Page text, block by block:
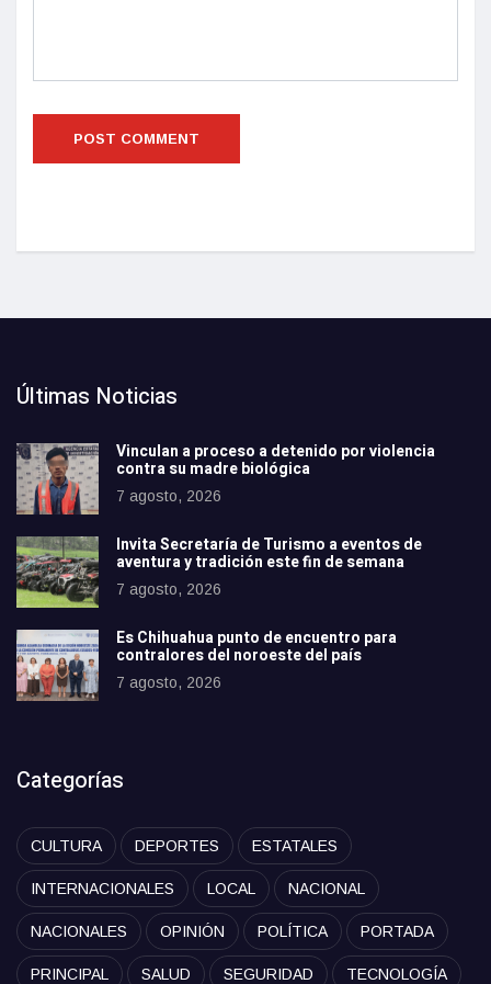
Últimas Noticias
Vinculan a proceso a detenido por violencia
contra su madre biológica
7 agosto, 2026
Invita Secretaría de Turismo a eventos de
aventura y tradición este fin de semana
7 agosto, 2026
Es Chihuahua punto de encuentro para
contralores del noroeste del país
7 agosto, 2026
Categorías
CULTURA DEPORTES ESTATALES
INTERNACIONALES LOCAL NACIONAL
NACIONALES OPINIÓN POLÍTICA PORTADA
PRINCIPAL SALUD SEGURIDAD TECNOLOGÍA